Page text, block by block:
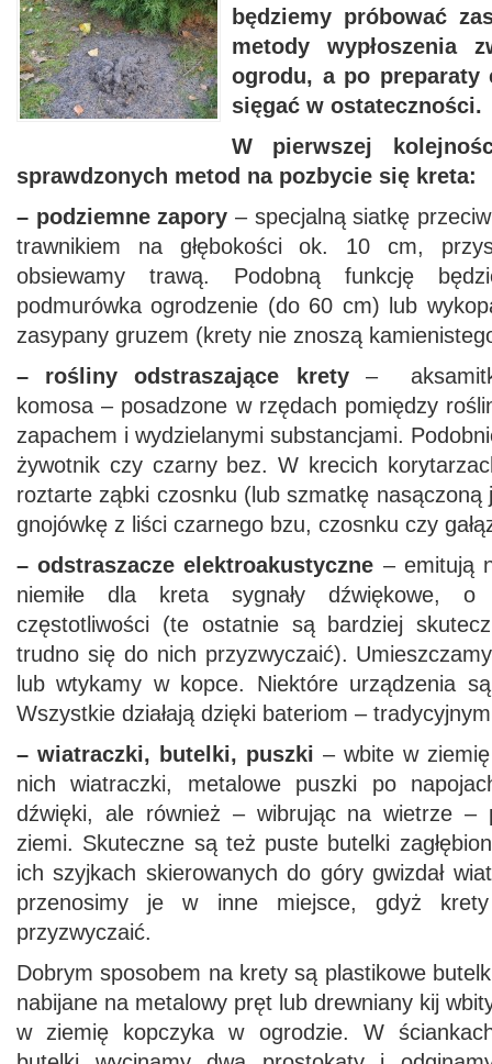
będziemy próbować
metody wypłoszenia
ogrodu, a po preparaty
sięgać w ostateczności.
W pierwszej
sprawdzonych metod na pozbycie się kreta:
– podziemne zapory – specjalną siatkę
trawnikiem na głębokości ok. 10 cm,
obsiewamy trawą. Podobną funkcję
podmurówka ogrodzenie (do 60 cm) lub
zasypany gruzem (krety nie znoszą
– rośliny odstraszające krety–
komosa – posadzone w rzędach pomiędzy
zapachem i wydzielanymi substancjami.
żywotnik czy czarny bez. W krecich
roztarte ząbki czosnku (lub szmatkę nasączoną
gnojówkę z liści czarnego bzu, czosnku czy
– odstraszacze elektroakustyczne – emitują
niemiłe dla kreta sygnały dźwiękowe, o
częstotliwości (te ostatnie są bardziej
trudno się do nich przyzwyczaić).
lub wtykamy w kopce. Niektóre urządzenia
Wszystkie działają dzięki bateriom –
– wiatraczki, butelki, puszki – wbite w
nich wiatraczki, metalowe puszki po
dźwięki, ale również – wibrując na wietrze –
ziemi. Skuteczne są też puste butelki
ich szyjkach skierowanych do góry gwizdał
przenosimy je w inne miejsce, gdyż
przyzwyczaić.
Dobrym sposobem na krety są plastikowe
nabijane na metalowy pręt lub drewniany kij
w ziemię kopczyka w ogrodzie. W